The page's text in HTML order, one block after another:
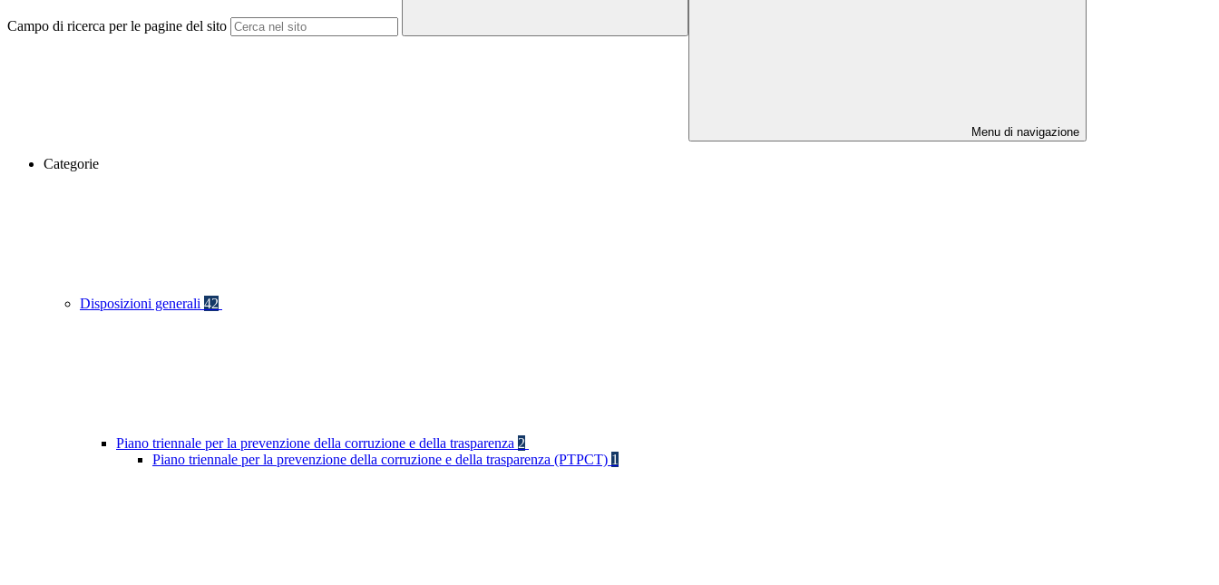
Campo di ricerca per le pagine del sito
Menu di navigazione
Categorie
Disposizioni generali 42
Piano triennale per la prevenzione della corruzione e della trasparenza 2
Piano triennale per la prevenzione della corruzione e della trasparenza (PTPCT) 1